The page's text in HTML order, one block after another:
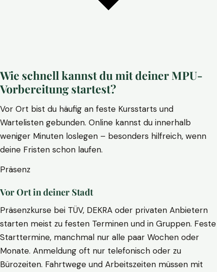
Wie schnell kannst du mit deiner MPU-
Vorbereitung startest?
Vor Ort bist du häufig an feste Kursstarts und
Wartelisten gebunden. Online kannst du innerhalb
weniger Minuten loslegen – besonders hilfreich, wenn
deine Fristen schon laufen.
Präsenz
Vor Ort in deiner Stadt
Präsenzkurse bei TÜV, DEKRA oder privaten Anbietern
starten meist zu festen Terminen und in Gruppen. Feste
Starttermine, manchmal nur alle paar Wochen oder
Monate. Anmeldung oft nur telefonisch oder zu
Bürozeiten. Fahrtwege und Arbeitszeiten müssen mit